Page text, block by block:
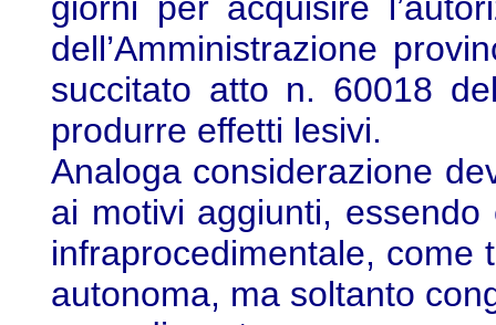
dell’Amministrazione
succitato atto n. 60018
produrre effetti lesivi.
Analoga considerazione
ai motivi aggiunti,
infraprocedimentale, come
autonoma, ma soltanto